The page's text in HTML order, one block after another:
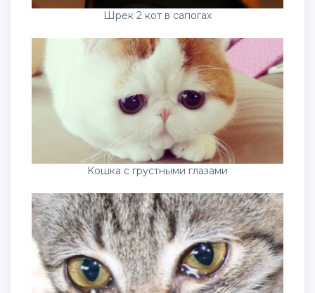
Шрек 2 кот в сапогах
Кошка с грустными глазами